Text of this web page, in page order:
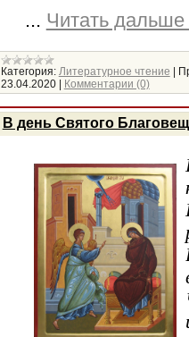
... Читать дальше
Категория: Литературное чтение |
23.04.2020 | Комментарии (0)
В день Святого